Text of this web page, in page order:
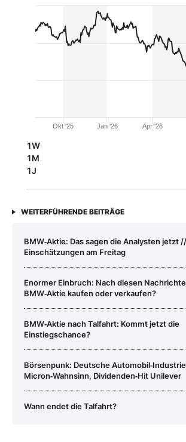
Okt '25 Jan '26 Apr '26
1W
1M
1J
WEITERFÜHRENDE BEITRÄGE
BMW‑Aktie: Das sagen die Analysten jetzt //
Einschätzungen am Freitag
Enormer Einbruch: Nach diesen
BMW‑Aktie kaufen oder verkaufen?
BMW‑Aktie nach Talfahrt: Kommt jetzt die
Einstiegschance?
Börsenpunk: Deutsche
Micron‑Wahnsinn, Dividenden‑Hit Unilever
Wann endet die Talfahrt?